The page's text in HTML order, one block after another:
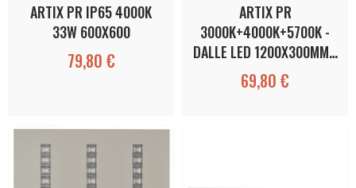
ARTIX PR IP65 4000K
33W 600X600
79,80 €
ARTIX PR
3000K+4000K+5700K -
DALLE LED 1200X300MM…
69,80 €